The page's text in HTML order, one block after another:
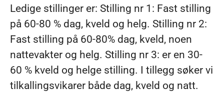
Ledige stillinger er: Stilling nr 1: Fast stilling
på 60-80 % dag, kveld og helg. Stilling nr 2:
Fast stilling på 60-80% dag, kveld, noen
nattevakter og helg. Stilling nr 3: er en 30-
60 % kveld og helge stilling. I tillegg søker vi
tilkallingsvikarer både dag, kveld og natt.